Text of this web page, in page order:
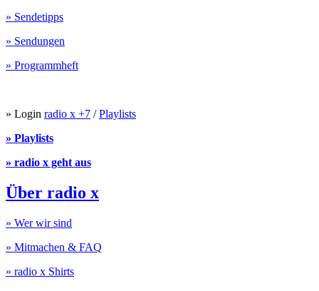
» Sendetipps
» Sendungen
» Programmheft
» Login radio x +7 /Playlists
» Playlists
» radio x geht aus
Über radio x
» Wer wir sind
» Mitmachen & FAQ
» radio x Shirts